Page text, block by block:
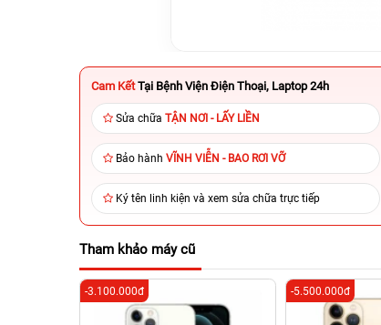
Cam Kết Tại Bệnh Viện Điện Thoại, Laptop 24h
Sửa chữa TẬN NƠI - LẤY LIỀN
Bảo hành VĨNH VIỄN - BAO RƠI VỠ
Ký tên linh kiện và xem sửa chữa trực tiếp
Tham khảo máy cũ
-3.100.000đ -5.500.000đ